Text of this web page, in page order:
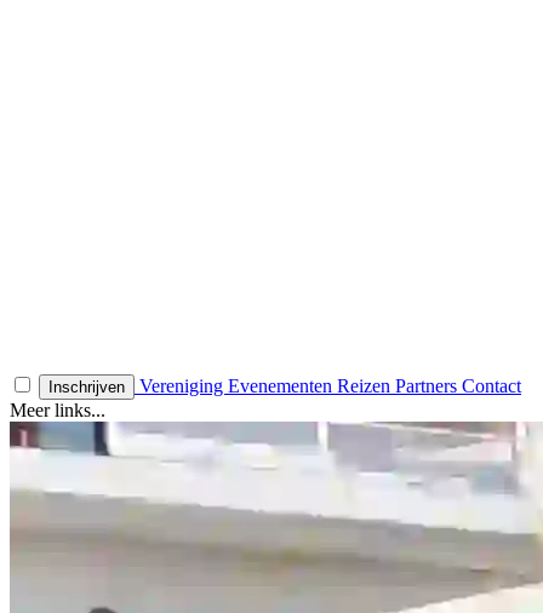
Inschrijven Vereniging Evenementen Reizen Partners Contact
Meer links...